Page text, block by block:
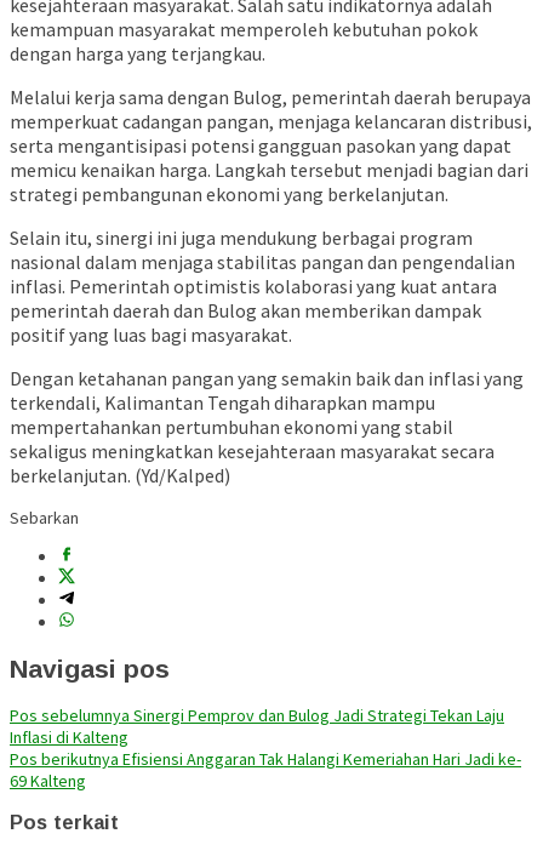
kesejahteraan masyarakat. Salah satu indikatornya adalah
kemampuan masyarakat memperoleh kebutuhan pokok
dengan harga yang terjangkau.
Melalui kerja sama dengan Bulog, pemerintah daerah berupaya
memperkuat cadangan pangan, menjaga kelancaran distribusi,
serta mengantisipasi potensi gangguan pasokan yang dapat
memicu kenaikan harga. Langkah tersebut menjadi bagian dari
strategi pembangunan ekonomi yang berkelanjutan.
Selain itu, sinergi ini juga mendukung berbagai program
nasional dalam menjaga stabilitas pangan dan pengendalian
inflasi. Pemerintah optimistis kolaborasi yang kuat antara
pemerintah daerah dan Bulog akan memberikan dampak
positif yang luas bagi masyarakat.
Dengan ketahanan pangan yang semakin baik dan inflasi yang
terkendali, Kalimantan Tengah diharapkan mampu
mempertahankan pertumbuhan ekonomi yang stabil
sekaligus meningkatkan kesejahteraan masyarakat secara
berkelanjutan. (Yd/Kalped)
Sebarkan
Navigasi pos
Pos sebelumnya Sinergi Pemprov dan Bulog Jadi Strategi Tekan Laju
Inflasi di Kalteng
Pos berikutnya Efisiensi Anggaran Tak Halangi Kemeriahan Hari Jadi ke-
69 Kalteng
Pos terkait